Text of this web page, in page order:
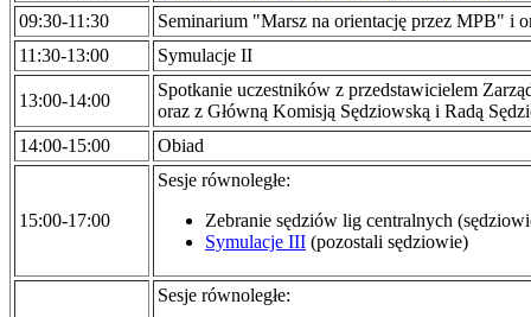
09:30-11:30
Seminarium "Marsz na orientację przez MPB" i
11:30-13:00
Symulacje II
13:00-14:00
Spotkanie uczestników z przedstawicielem
oraz z Główną Komisją Sędziowską i Radą
14:00-15:00
Obiad
15:00-17:00
Sesje równoległe:
Zebranie sędziów lig centralnych
Symulacje III (pozostali sędziowie)
Sesje równoległe: